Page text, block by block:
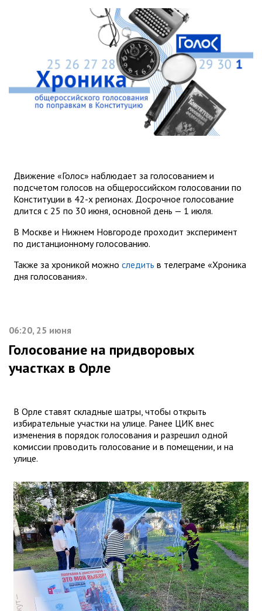
Движение «Голос» наблюдает за голосованием и
подсчетом голосов на общероссийском голосовании по
Конституции в 42-х регионах. Досрочное голосование
длится с 25 по 30 июня, основной день — 1 июля.
В Москве и Нижнем Новгороде проходит эксперимент
по дистанционному голосованию.
Также за хроникой можно следить в телеграме «Хроника
дня голосования».
06:20, 25 июня
Голосование на придворовых
участках в Орле
В Орле ставят складные шатры, чтобы открыть
избирательные участки на улице. Ранее ЦИК внес
изменения в порядок голосования и разрешил одной
комиссии проводить голосование и в помещении, и на
улице.